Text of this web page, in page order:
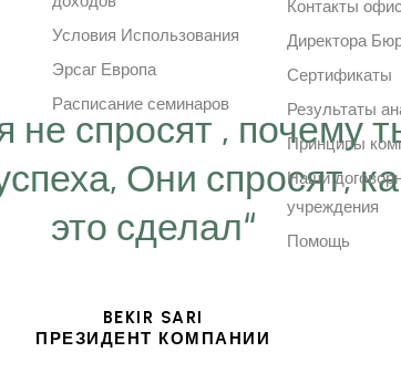
не спросят , почему
Они спросят,
это сделал“
BEKIR SARI
ПРЕЗИДЕНТ КОМПАНИИ
Условия Использования
Эрсаг Европа
Расписание семинаров
Контакты
Директора
Сертификаты
Результаты
Принципы
Наши
учреждения
Помощь